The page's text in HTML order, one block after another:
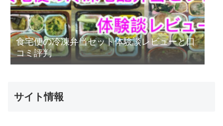
食宅便の冷凍弁当セット体験談レビューと口
コミ評判
サイト情報